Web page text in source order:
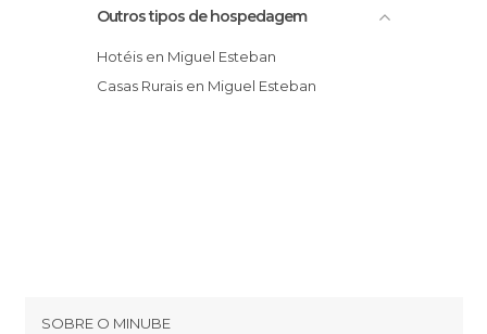
Outros tipos de hospedagem
Hotéis en Miguel Esteban
Casas Rurais en Miguel Esteban
SOBRE O MINUBE